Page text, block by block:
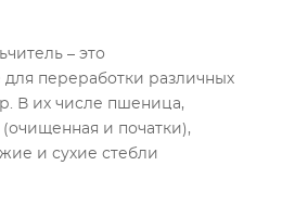
– это
переработки различных
В их числе пшеница,
(очищенная и початки),
и сухие стебли